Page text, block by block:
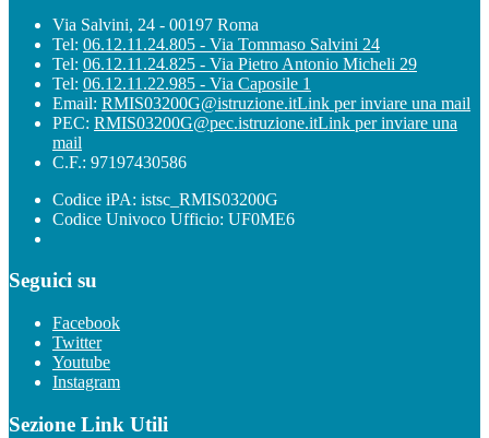
Via Salvini, 24 - 00197 Roma
Tel: 06.12.11.24.805 - Via Tommaso Salvini 24
Tel: 06.12.11.24.825 - Via Pietro Antonio Micheli 29
Tel: 06.12.11.22.985 - Via Caposile 1
Email: RMIS03200G@istruzione.itLink per inviare una mail
PEC: RMIS03200G@pec.istruzione.itLink per inviare una
mail
C.F.: 97197430586
Codice iPA: istsc_RMIS03200G
Codice Univoco Ufficio: UF0ME6
Seguici su
Facebook
Twitter
Youtube
Instagram
Sezione Link Utili